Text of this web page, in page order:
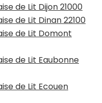
de Lit Dijon 21000
de Lit Dinan 22100
de Lit Domont
de Lit Eaubonne
de Lit Ecouen